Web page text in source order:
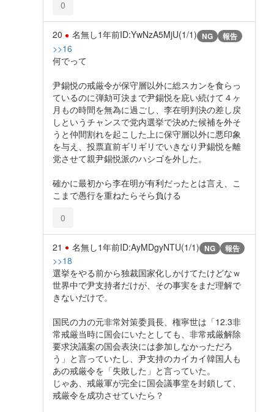
0
20 名無し1年前ID:YwNzA5MjU(1/1) NG 報告
>>16
何でって
尹錫悦の戒厳令が保守層以外に総スカンを食らっ
ているのに弾劾可決まで尹錫悦を庇い続けて４ヶ
月もの時間を無為に過ごし、李在明判決の差し戻
しというチャンスで党内選挙で決めた候補を外そ
うと仲間割れを起こした上に保守層以外に悪印象
を与え、投票直前ギリギリでいきなり尹錫悦を離
党させて親尹錫悦派のハシゴを外した。
確かに最初から李在明が有利だったとは言え、こ
こまで愚行を重ねたらそら負ける
0
21 名無し1年前ID:AyMDgyNTU(1/1) NG 報告
>>18
選挙をやる前から独裁国家化しかけてたけどなｗ
世界中で尹支持者だけが、その事実をまだ理解で
きないだけで。
国民の力の元非常対策委員長、権寧世は「12.3非
常戒厳当時に国会にいたとしても、非常戒厳解除
要求決議案の国会表決には参加しなかっただろ
う」と言っていたし、尹支持のカイカイ韓国人も
あの戒厳令を「失敗した」と言っていた。
じゃあ、戒厳軍が完全に国会議事堂を封鎖して、
戒厳令を成功させていたら？